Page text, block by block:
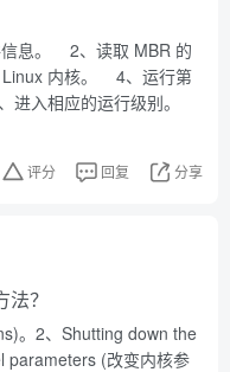
息。 2、读取 MBR 的
内核。 4、运行第
进入相应的运行级别。
评分 回复 分享
？
。2、Shutting down the
parameters (改变内核参